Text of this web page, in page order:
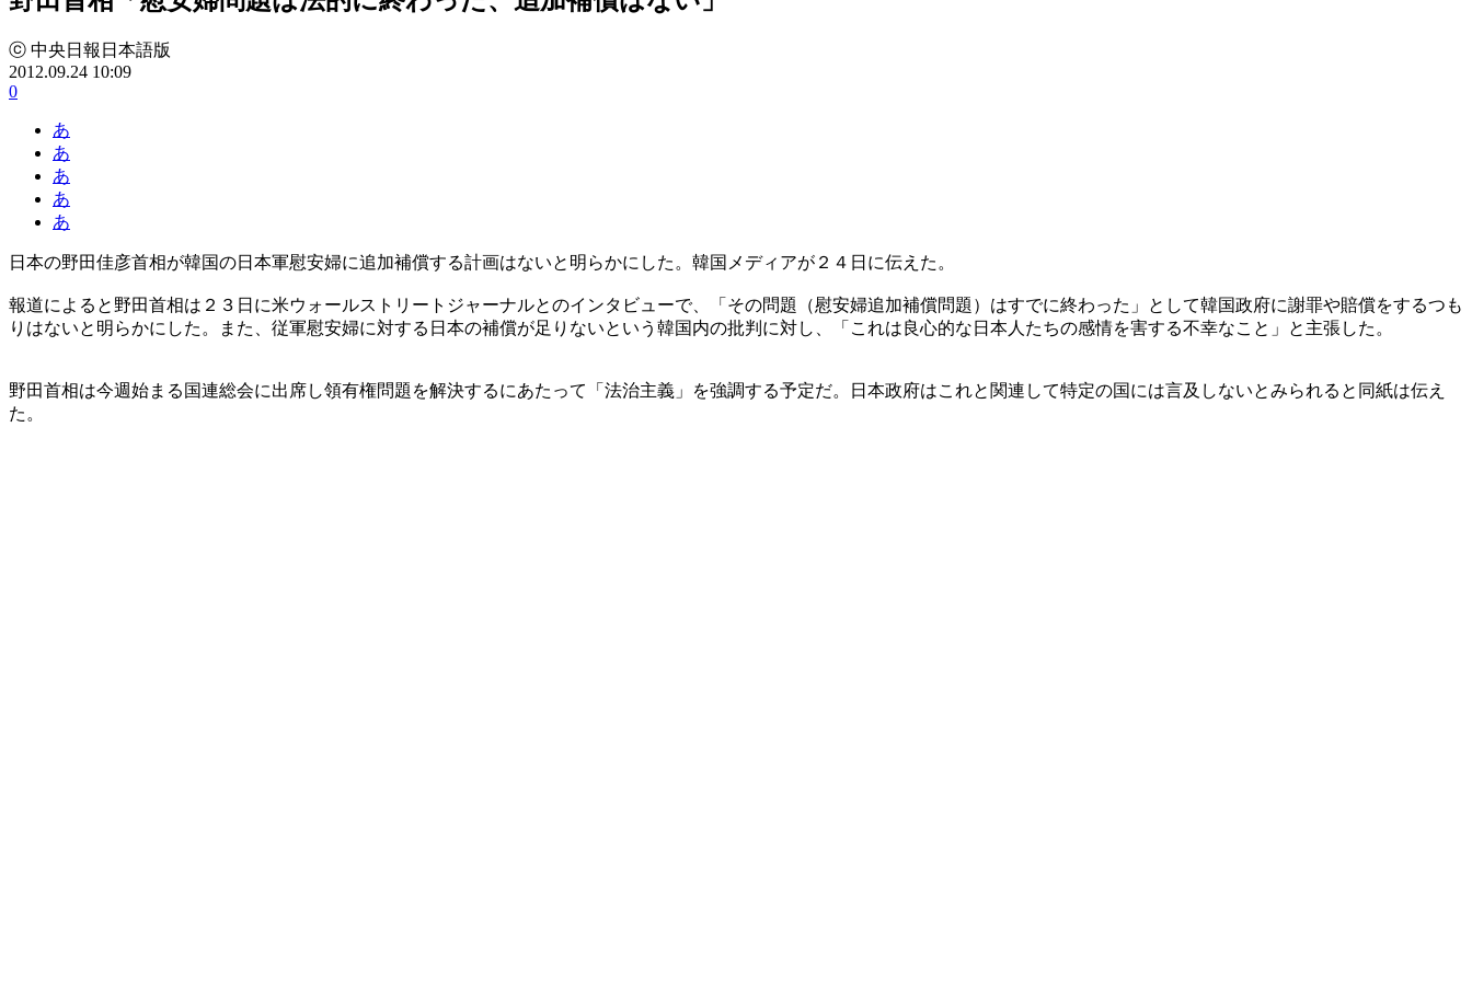
ⓒ 中央日報日本語版
2012.09.24 10:09
0
あ
あ
あ
あ
あ
日本の野田佳彦首相が韓国の日本軍慰安婦に追加補償する計画はないと明らかにした。韓国メディアが２４日に伝えた。
報道によると野田首相は２３日に米ウォールストリートジャーナルとのインタビューで、「その問題（慰安婦追加補償問題）はすでに終わった」として韓国政府に謝罪や賠償をするつも
りはないと明らかにした。また、従軍慰安婦に対する日本の補償が足りないという韓国内の批判に対し、「これは良心的な日本人たちの感情を害する不幸なこと」と主張した。
野田首相は今週始まる国連総会に出席し領有権問題を解決するにあたって「法治主義」を強調する予定だ。日本政府はこれと関連して特定の国には言及しないとみられると同紙は伝え
た。